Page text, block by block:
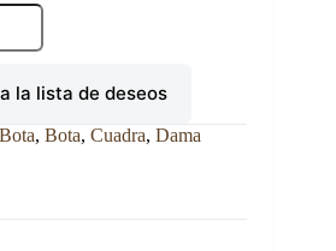
la lista de deseos
Bota, Bota, Cuadra, Dama